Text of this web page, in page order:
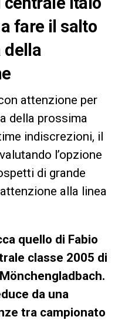
fare il salto
della
attenzione per
della prossima
indiscrezioni, il
l’opzione
di grande
alla linea
quello di Fabio
classe 2005 di
da una
tra campionato